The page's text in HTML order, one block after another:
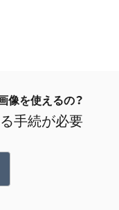
像を使えるの？
手続が必要